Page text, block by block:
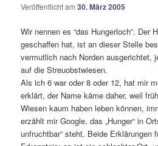
Veröffentlicht am30. März 2005
Wir nennen es “das Hungerloch”. Der
geschaffen hat, ist an dieser Stelle
vermutlich nach Norden ausgerichtet,
auf die Streuobstwiesen.
Als ich 6 war oder 8 oder 12, hat mir
erklärt, der Name käme daher, weil
Wiesen kaum haben leben können,
erzählt mir Google, das „Hunger“ in
unfruchtbar“ steht. Beide Erklärungen